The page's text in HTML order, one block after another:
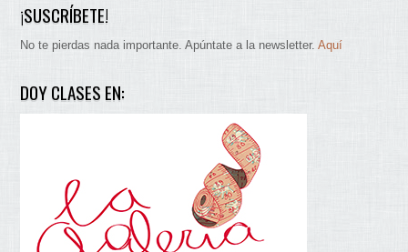
¡SUSCRÍBETE!
No te pierdas nada importante. Apúntate a la newsletter.Aquí
DOY CLASES EN: